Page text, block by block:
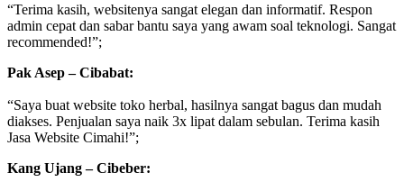
“Terima kasih, websitenya sangat elegan dan informatif. Respon
admin cepat dan sabar bantu saya yang awam soal teknologi. Sangat
recommended!”;
Pak Asep – Cibabat:
“Saya buat website toko herbal, hasilnya sangat bagus dan mudah
diakses. Penjualan saya naik 3x lipat dalam sebulan. Terima kasih
Jasa Website Cimahi!”;
Kang Ujang – Cibeber: